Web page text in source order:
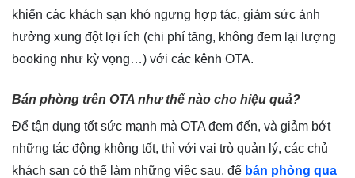
khiến các khách sạn khó ngưng hợp tác, giảm sức ảnh
hưởng xung đột lợi ích (chi phí tăng, không đem lại lượng
booking như kỳ vọng…) với các kênh OTA.
Bán phòng trên OTA như thế nào cho hiệu quả?
Để tận dụng tốt sức mạnh mà OTA đem đến, và giảm bớt
những tác động không tốt, thì với vai trò quản lý, các chủ
khách sạn có thể làm những việc sau, để bán phòng qua